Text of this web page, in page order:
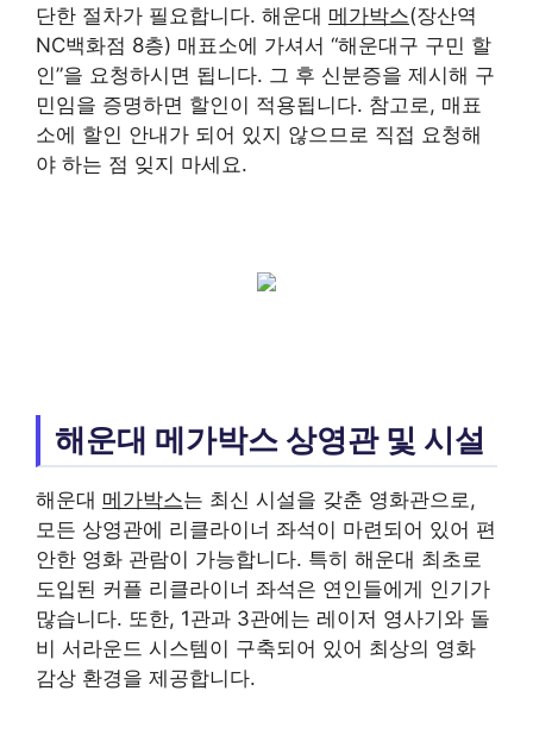
단한 절차가 필요합니다. 해운대 메가박스(장산역
NC백화점 8층) 매표소에 가셔서 “해운대구 구민 할
인”을 요청하시면 됩니다. 그 후 신분증을 제시해 구
민임을 증명하면 할인이 적용됩니다. 참고로, 매표
소에 할인 안내가 되어 있지 않으므로 직접 요청해
야 하는 점 잊지 마세요.
해운대 메가박스 상영관 및 시설
해운대 메가박스는 최신 시설을 갖춘 영화관으로,
모든 상영관에 리클라이너 좌석이 마련되어 있어 편
안한 영화 관람이 가능합니다. 특히 해운대 최초로
도입된 커플 리클라이너 좌석은 연인들에게 인기가
많습니다. 또한, 1관과 3관에는 레이저 영사기와 돌
비 서라운드 시스템이 구축되어 있어 최상의 영화
감상 환경을 제공합니다.